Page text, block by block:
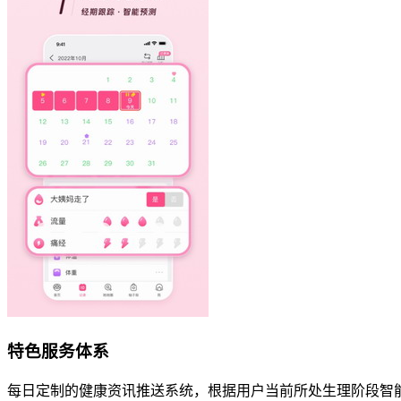
特色服务体系
每日定制的健康资讯推送系统，根据用户当前所处生理阶段